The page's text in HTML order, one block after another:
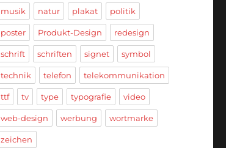
musik natur plakat politik
poster Produkt-Design redesign
schrift schriften signet symbol
technik telefon telekommunikation
ttf tv type typografie video
web-design werbung wortmarke
zeichen